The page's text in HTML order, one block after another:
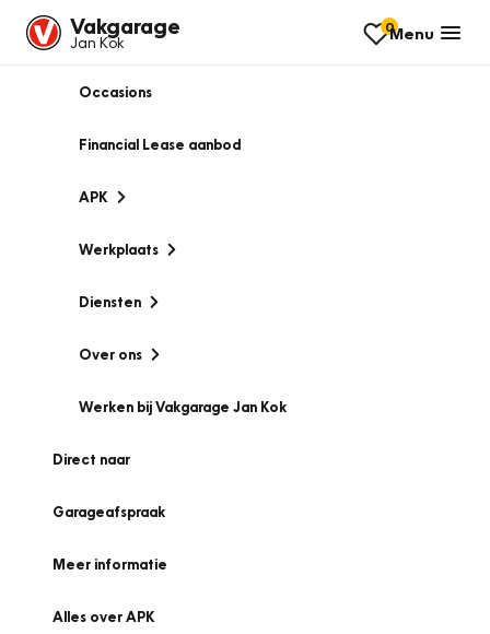
Vakgarage
Jan Kok
0Menu
Occasions
Financial Lease aanbod
APK
Werkplaats
Diensten
Over ons
Werken bij Vakgarage Jan Kok
Direct naar
Garageafspraak
Meer informatie
Alles over APK